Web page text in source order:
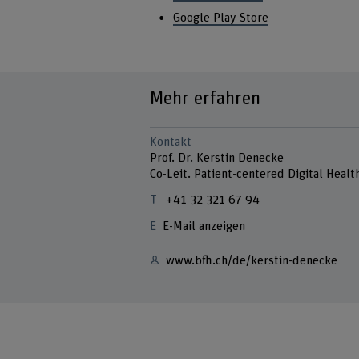
Google Play Store
Mehr erfahren
Kontakt
Prof. Dr. Kerstin Denecke
Co-Leit. Patient-centered Digital
+41 32 321 67 94
E-Mail anzeigen
www.bfh.ch/de/kerstin-denecke